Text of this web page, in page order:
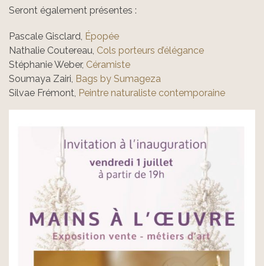
Seront également présentes :
Pascale Gisclard, Épopée
Nathalie Coutereau, Cols porteurs d’élégance
Stéphanie Weber, Céramiste
Soumaya Zairi, Bags by Sumageza
Silvae Frémont, Peintre naturaliste contemporaine